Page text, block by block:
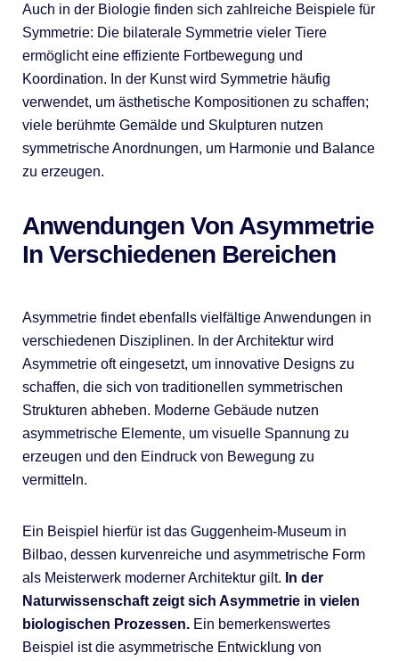
Auch in der Biologie finden sich zahlreiche Beispiele für
Symmetrie: Die bilaterale Symmetrie vieler Tiere
ermöglicht eine effiziente Fortbewegung und
Koordination. In der Kunst wird Symmetrie häufig
verwendet, um ästhetische Kompositionen zu schaffen;
viele berühmte Gemälde und Skulpturen nutzen
symmetrische Anordnungen, um Harmonie und Balance
zu erzeugen.
Anwendungen Von Asymmetrie
In Verschiedenen Bereichen
Asymmetrie findet ebenfalls vielfältige Anwendungen in
verschiedenen Disziplinen. In der Architektur wird
Asymmetrie oft eingesetzt, um innovative Designs zu
schaffen, die sich von traditionellen symmetrischen
Strukturen abheben. Moderne Gebäude nutzen
asymmetrische Elemente, um visuelle Spannung zu
erzeugen und den Eindruck von Bewegung zu
vermitteln.
Ein Beispiel hierfür ist das Guggenheim-Museum in
Bilbao, dessen kurvenreiche und asymmetrische Form
als Meisterwerk moderner Architektur gilt. In der
Naturwissenschaft zeigt sich Asymmetrie in vielen
biologischen Prozessen.Ein bemerkenswertes
Beispiel ist die asymmetrische Entwicklung von